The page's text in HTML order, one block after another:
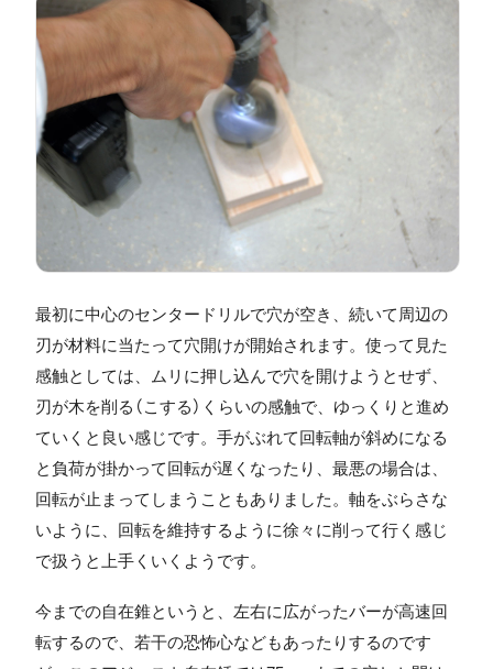
最初に中心のセンタードリルで穴が空き、続いて周辺の
刃が材料に当たって穴開けが開始されます。使って見た
感触としては、ムリに押し込んで穴を開けようとせず、
刃が木を削る（こする）くらいの感触で、ゆっくりと進め
ていくと良い感じです。手がぶれて回転軸が斜めになる
と負荷が掛かって回転が遅くなったり、最悪の場合は、
回転が止まってしまうこともありました。軸をぶらさな
いように、回転を維持するように徐々に削って行く感じ
で扱うと上手くいくようです。
今までの自在錐というと、左右に広がったバーが高速回
転するので、若干の恐怖心などもあったりするのです